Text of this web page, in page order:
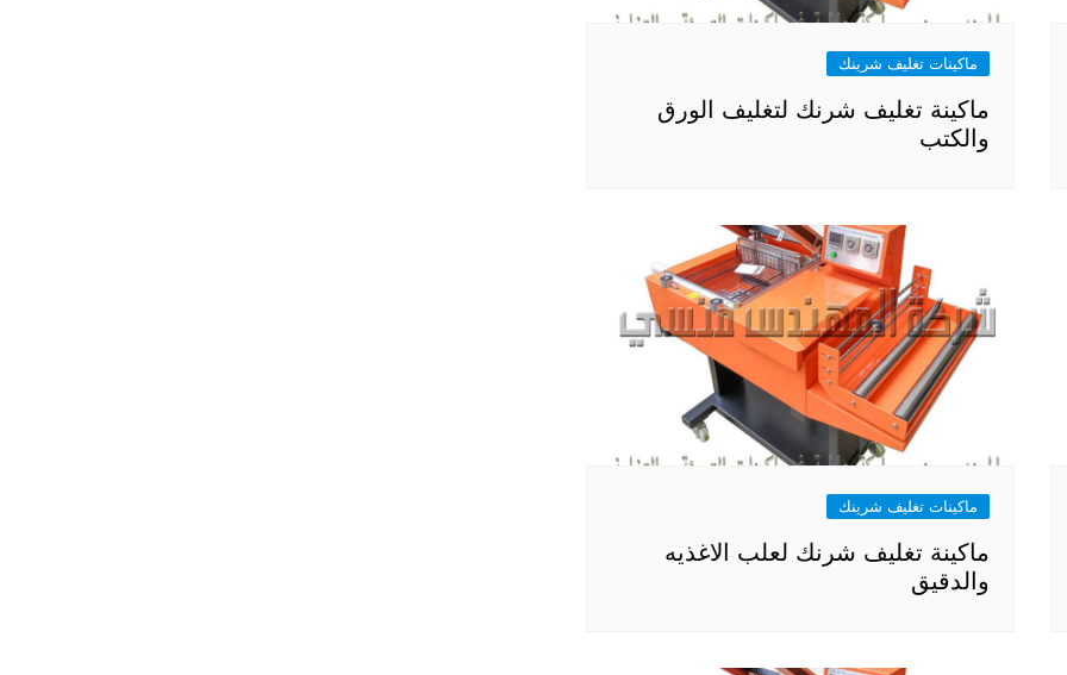
ماكينات تغليف شرينك
ماكينة تغليف شرنك لتغليف الورق
والكتب
ماكينات تغليف شرينك
ماكينة تغليف شرنك لعلب الاغذيه
والدقيق